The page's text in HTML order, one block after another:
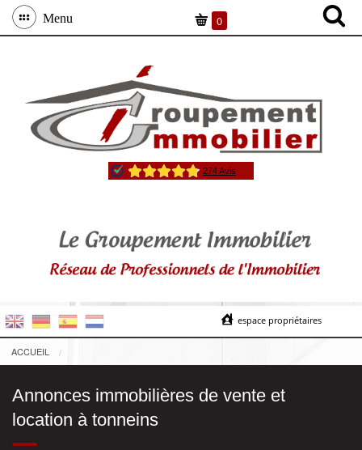
Menu 0
espace propriétaires
ACCUEIL
Annonces immobilières de vente et
location à tonneins